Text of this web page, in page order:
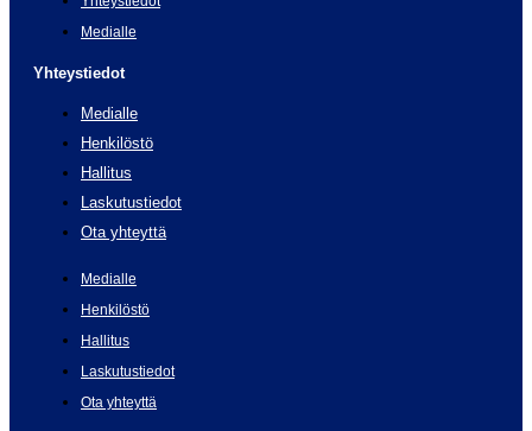
Medialle
Yhteystiedot
Medialle
Henkilöstö
Hallitus
Laskutustiedot
Ota yhteyttä
Medialle
Henkilöstö
Hallitus
Laskutustiedot
Ota yhteyttä